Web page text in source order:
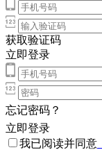
获取验证码
立即登录
忘记密码？
立即登录
我已阅读并同意